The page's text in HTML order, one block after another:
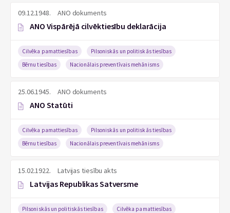
09.12.1948. ANO dokuments
ANO Vispārējā cilvēktiesību deklarācija
Cilvēka pamattiesības
Pilsoniskās un politiskās tiesības
Bērnu tiesības
Nacionālais preventīvais mehānisms
25.06.1945. ANO dokuments
ANO Statūti
Cilvēka pamattiesības
Pilsoniskās un politiskās tiesības
Bērnu tiesības
Nacionālais preventīvais mehānisms
15.02.1922. Latvijas tiesību akts
Latvijas Republikas Satversme
Pilsoniskās un politiskās tiesības
Cilvēka pamattiesības